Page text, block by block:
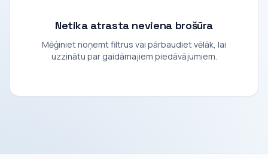
Netika atrasta neviena brošūra
Mēģiniet noņemt filtrus vai pārbaudiet vēlāk, lai
uzzinātu par gaidāmajiem piedāvājumiem.